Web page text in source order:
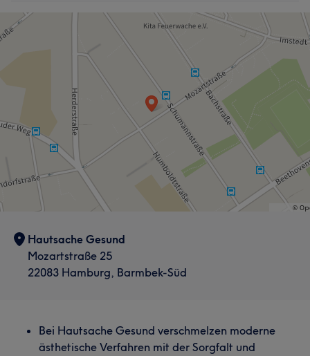
Hautsache Gesund
Mozartstraße 25
22083 Hamburg, Barmbek-Süd
Bei Hautsache Gesund verschmelzen moderne
ästhetische Verfahren mit der Sorgfalt und